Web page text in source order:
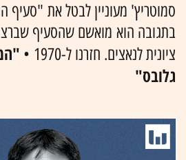
סמוטריץ' מעוניין לבטל את "סעיף
בתגובה הוא מואשם שהסעיף
ציונית לנאצים. חזרנו ל-1970 •
גלובס"